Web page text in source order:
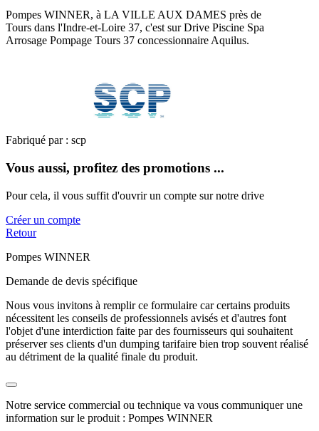
Pompes WINNER, à LA VILLE AUX DAMES près de
Tours dans l'Indre-et-Loire 37, c'est sur Drive Piscine Spa
Arrosage Pompage Tours 37 concessionnaire Aquilus.
Fabriqué par : scp
Vous aussi, profitez des promotions ...
Pour cela, il vous suffit d'ouvrir un compte sur notre drive
Créer un compte
Retour
Pompes WINNER
Demande de devis spécifique
Nous vous invitons à remplir ce formulaire car certains produits
nécessitent les conseils de professionnels avisés et d'autres font
l'objet d'une interdiction faite par des fournisseurs qui souhaitent
préserver ses clients d'un dumping tarifaire bien trop souvent réalisé
au détriment de la qualité finale du produit.
Notre service commercial ou technique va vous communiquer une
information sur le produit : Pompes WINNER